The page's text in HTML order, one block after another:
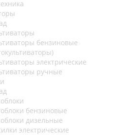
бензиновые
электрические
ручные
бензиновые
дизельные
электрические